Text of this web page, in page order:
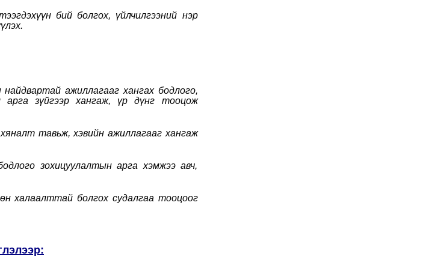
бий болгох, үйлчилгээний нэр
ажиллагааг хангах бодлого,
арга зүйгээр хангаж, үр дүнг тооцож
тавьж, хэвийн ажиллагааг хангаж
зохицуулалтын арга хэмжээ авч,
халаалттай болгох судалгаа тооцоог